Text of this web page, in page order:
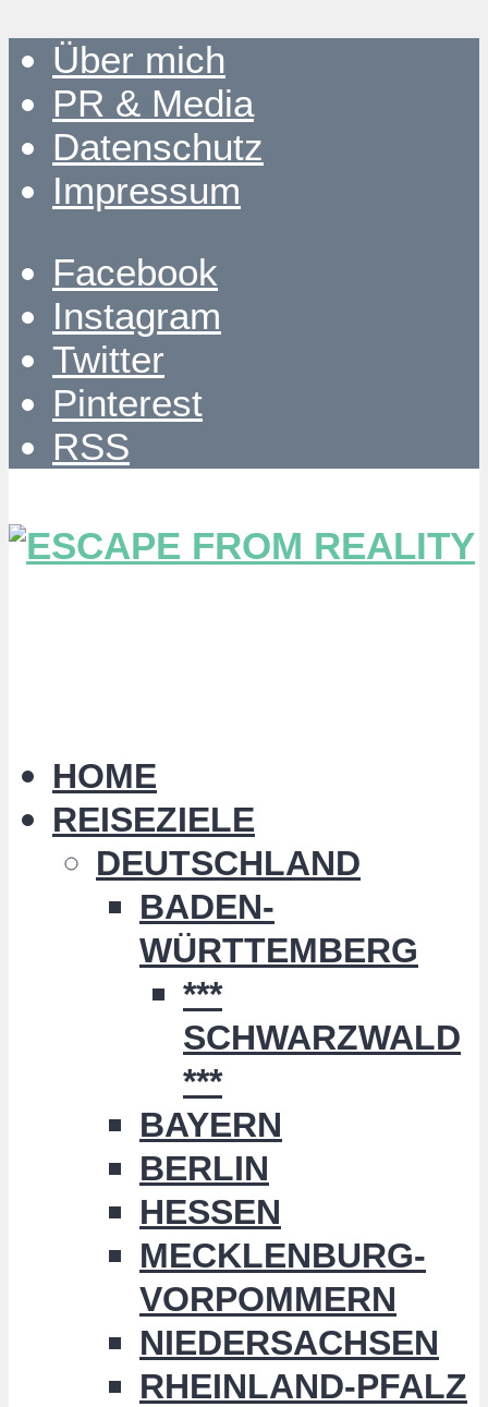
Über mich
PR & Media
Datenschutz
Impressum
Facebook
Instagram
Twitter
Pinterest
RSS
HOME
REISEZIELE
DEUTSCHLAND
BADEN-
WÜRTTEMBERG
***
SCHWARZWALD
***
BAYERN
BERLIN
HESSEN
MECKLENBURG-
VORPOMMERN
NIEDERSACHSEN
RHEINLAND-PFALZ